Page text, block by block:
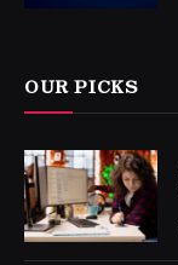
OUR PICKS